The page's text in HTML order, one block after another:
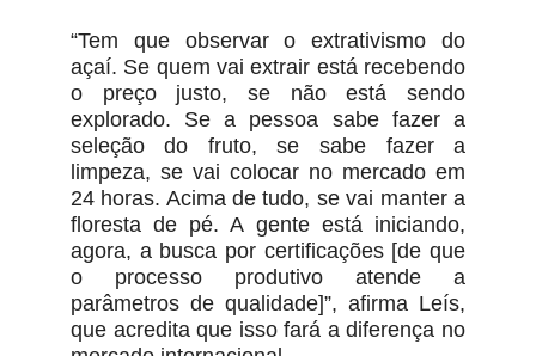
“Tem que observar o extrativismo do
açaí. Se quem vai extrair está recebendo
o preço justo, se não está sendo
explorado. Se a pessoa sabe fazer a
seleção do fruto, se sabe fazer a
limpeza, se vai colocar no mercado em
24 horas. Acima de tudo, se vai manter a
floresta de pé. A gente está iniciando,
agora, a busca por certificações [de que
o processo produtivo atende a
parâmetros de qualidade]”, afirma Leís,
que acredita que isso fará a diferença no